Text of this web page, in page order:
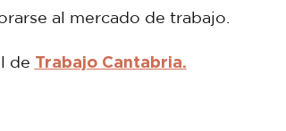
al mercado de trabajo.
de Trabajo Cantabria.